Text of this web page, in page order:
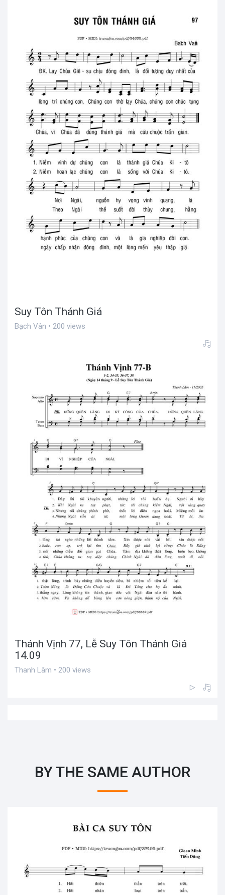
Suy Tôn Thánh Giá
Bạch Vân • 200 views
Thánh Vịnh 77, Lễ Suy Tôn Thánh Giá
14.09
Thanh Lâm • 200 views
BY THE SAME AUTHOR